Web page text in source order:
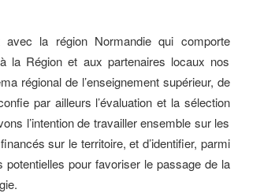
la région Normandie qui comporte
la Région et aux partenaires locaux nos
régional de l’enseignement supérieur, de
par ailleurs l’évaluation et la sélection
l’intention de travailler ensemble sur les
sur le territoire, et d’identifier, parmi
pour favoriser le passage de la